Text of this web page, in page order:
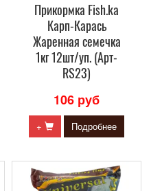
Прикормка Fish.ka
Карп-Карась
Жаренная семечка
1кг 12шт/уп. (Арт-
RS23)
106 руб
+ Подробнее